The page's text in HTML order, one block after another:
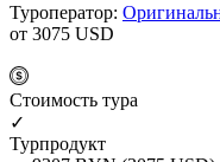
Туроператор:
от 3075 USD
Cтоимость тура
✓
Турпродукт